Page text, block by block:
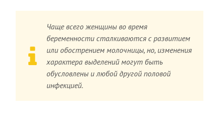
Чаще всего женщины во время
беременности сталкиваются с развитием
или обострением молочницы, но, изменения
характера выделений могут быть
обусловлены и любой другой половой
инфекцией.